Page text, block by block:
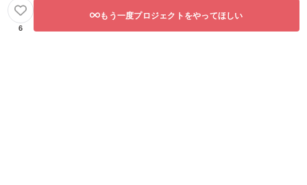
6
もう一度プロジェクトをやってほしい